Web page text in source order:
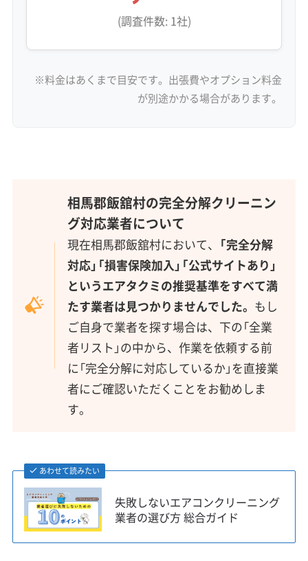
(調査件数: 1社)
※料金はあくまで目安です。出張費やオプション料金
が別途かかる場合があります。
相馬郡飯舘村の完全分解クリーニン
グ対応業者について
現在相馬郡飯舘村において、 「完全分解
対応」「損害保険加入」「公式サイトあり」
というエアタクミの推奨基準をすべて満
たす業者は見つかりませんでした。 もし
ご自身で業者を探す場合は、下の「全業
者リスト」の中から、作業を依頼する前
に「完全分解に対応しているか」を直接業
者にご確認いただくことをお勧めしま
す。
あわせて読みたい
失敗しないエアコンクリーニング
業者の選び方 総合ガイド